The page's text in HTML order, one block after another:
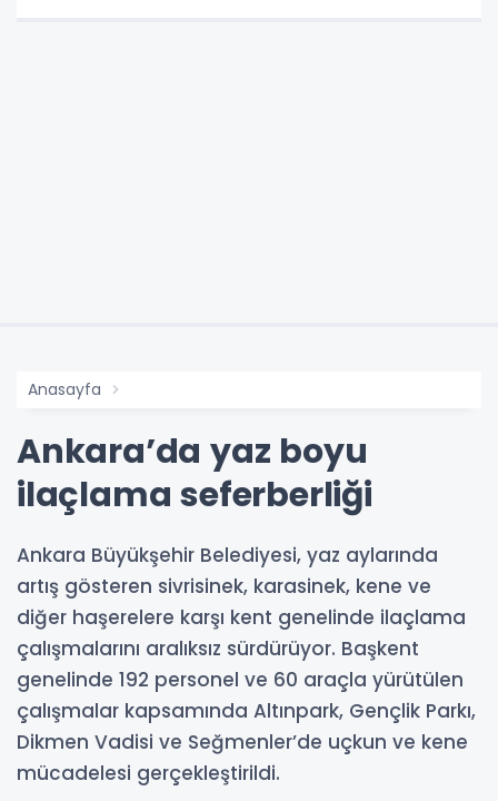
Anasayfa
Ankara’da yaz boyu
ilaçlama seferberliği
Ankara Büyükşehir Belediyesi, yaz aylarında
artış gösteren sivrisinek, karasinek, kene ve
diğer haşerelere karşı kent genelinde ilaçlama
çalışmalarını aralıksız sürdürüyor. Başkent
genelinde 192 personel ve 60 araçla yürütülen
çalışmalar kapsamında Altınpark, Gençlik Parkı,
Dikmen Vadisi ve Seğmenler’de uçkun ve kene
mücadelesi gerçekleştirildi.